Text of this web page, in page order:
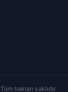
hakları saklıdır.